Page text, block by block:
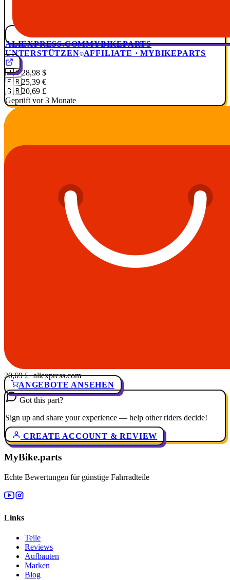
ALIEXPRESS.COMMYBIKEPARTS
UNTERSTÜTZEN AFFILIATE · MYBIKEPARTS
🇺🇸28,98 $
🇫🇷25,39 €
🇬🇧20,69 £
Geprüft vor 3 Monate
20,69 £· aliexpress.com
ANGEBOTE ANSEHEN
Got this part?
Sign up and share your experience — help other riders decide!
CREATE ACCOUNT & REVIEW
MyBike.parts
Echte Bewertungen für günstige Fahrradteile
Links
Teile
Reviews
Aufbauten
Marken
Blog